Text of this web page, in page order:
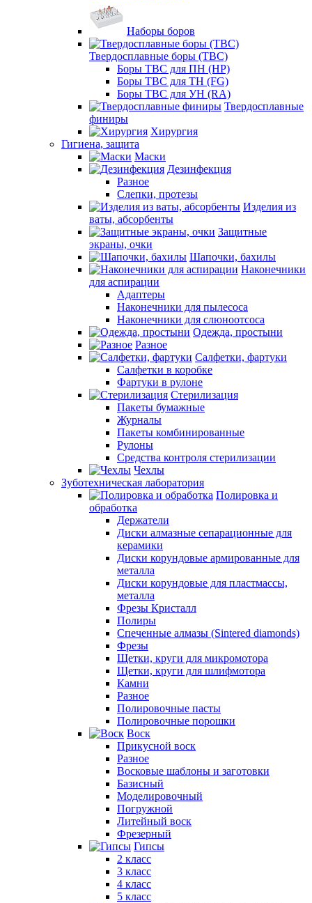
Наборы боров
Твердосплавные боры (ТВС)
Боры ТВС для ПН (HP)
Боры ТВС для ТН (FG)
Боры ТВС для УН (RA)
Твердосплавные
финиры
Хирургия
Гигиена, защита
Маски
Дезинфекция
Разное
Слепки, протезы
Изделия из
ваты, абсорбенты
Защитные
экраны, очки
Шапочки, бахилы
Наконечники
для аспирации
Адаптеры
Наконечники для пылесоса
Наконечники для слюноотсоса
Одежда, простыни
Разное
Салфетки, фартуки
Салфетки в коробке
Фартуки в рулоне
Стерилизация
Пакеты бумажные
Журналы
Пакеты комбинированные
Рулоны
Средства контроля стерилизации
Чехлы
Зуботехническая лаборатория
Полировка и
обработка
Держатели
Диски алмазные сепарационные для
керамики
Диски корундовые армированные для
металла
Диски корундовые для пластмассы,
металла
Фрезы Кристалл
Полиры
Спеченные алмазы (Sintered diamonds)
Фрезы
Щетки, круги для микромотора
Щетки, круги для шлифмотора
Камни
Разное
Полировочные пасты
Полировочные порошки
Воск
Прикусной воск
Разное
Восковые шаблоны и заготовки
Базисный
Моделировочный
Погружной
Литейный воск
Фрезерный
Гипсы
2 класс
3 класс
4 класс
5 класс